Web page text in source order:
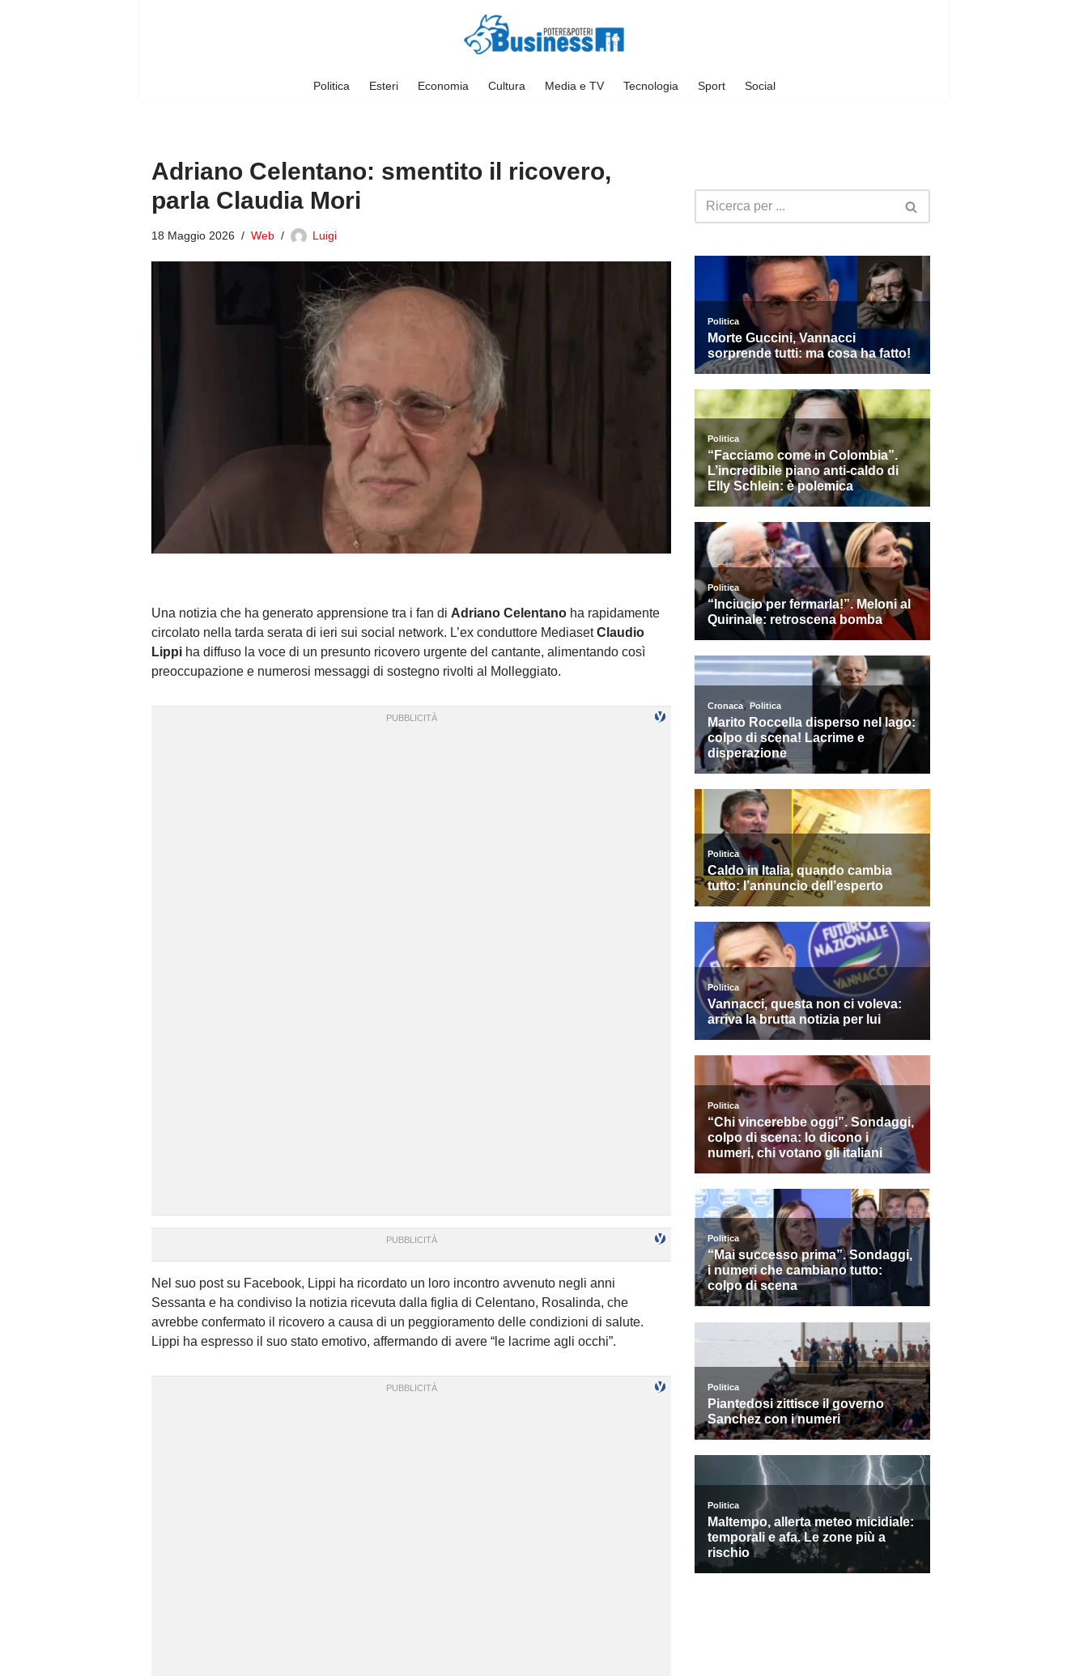
Politica Esteri Economia Cultura Media e TV Tecnologia Sport Social
Adriano Celentano: smentito il ricovero,
parla Claudia Mori
18 Maggio 2026 Web Luigi
Una notizia che ha generato apprensione tra i fan di Adriano Celentano ha rapidamente
circolato nella tarda serata di ieri sui social network. L’ex conduttore MediasetClaudio
Lippi ha diffuso la voce di un presunto ricovero urgente del cantante, alimentando così
preoccupazione e numerosi messaggi di sostegno rivolti al Molleggiato.
Nel suo post su Facebook, Lippi ha ricordato un loro incontro avvenuto negli anni
Sessanta e ha condiviso la notizia ricevuta dalla figlia di Celentano, Rosalinda, che
avrebbe confermato il ricovero a causa di un peggioramento delle condizioni di salute.
Lippi ha espresso il suo stato emotivo, affermando di avere “le lacrime agli occhi”.